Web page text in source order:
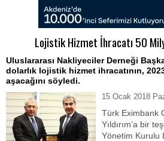
Lojistik Hizmet İhracatı 50
Uluslararası Nakliyeciler Derneği
dolarlık lojistik hizmet ihracatının,
aşacağını söyledi.
15 Ocak 2018
Türk Eximbank
Yıldırım’a bir
Yönetim Kurulu